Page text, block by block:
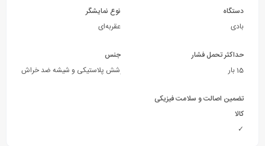
دستگاه
بادی
نوع نمایشگر
عقربه‌ای
حداکثر تحمل فشار
15 بار
جنس
بدنه و اتصالات از فولاد و برنج با پوشش پلاستیکی و شیشه ضد خراش
تضمین اصالت و سلامت فیزیکی
کالا
✓